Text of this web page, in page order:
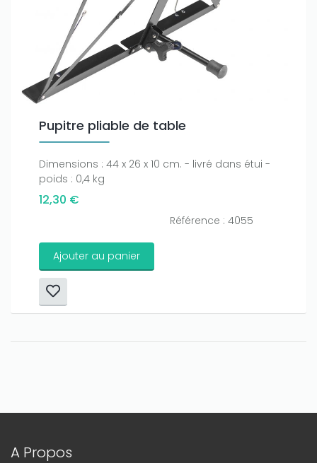
Pupitre pliable de table
Dimensions : 44 x 26 x 10 cm. - livré dans étui -
poids : 0,4 kg
12,30 €
Référence : 4055
Ajouter au panier
A Propos